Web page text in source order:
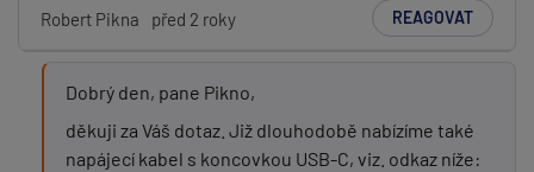
Robert Pikna před 2 roky REAGOVAT
Dobrý den, pane Pikno,
děkuji za Váš dotaz. Již dlouhodobě nabízíme také
napájecí kabel s koncovkou USB-C, viz. odkaz níže: